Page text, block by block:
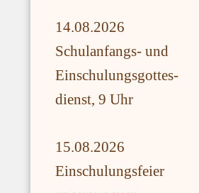
14.08.2026
Schulanfangs- und
Einschulungsgottes-
dienst, 9 Uhr
15.08.2026
Einschulungsfeier